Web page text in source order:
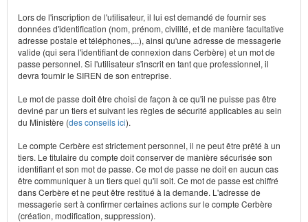
Lors de l'inscription de l'utilisateur, il lui est demandé de fournir ses
données d'identification (nom, prénom, civilité, et de manière facultative
adresse postale et téléphones,...), ainsi qu'une adresse de messagerie
valide (qui sera l'identifiant de connexion dans Cerbère) et un mot de
passe personnel. Si l'utilisateur s'inscrit en tant que professionnel, il
devra fournir le SIREN de son entreprise.
Le mot de passe doit être choisi de façon à ce qu'il ne puisse pas être
deviné par un tiers et suivant les règles de sécurité applicables au sein
du Ministère (des conseils ici).
Le compte Cerbère est strictement personnel, il ne peut être prêté à un
tiers. Le titulaire du compte doit conserver de manière sécurisée son
identifiant et son mot de passe. Ce mot de passe ne doit en aucun cas
être communiquer à un tiers quel qu'il soit. Ce mot de passe est chiffré
dans Cerbère et ne peut être restitué à la demande. L'adresse de
messagerie sert à confirmer certaines actions sur le compte Cerbère
(création, modification, suppression).